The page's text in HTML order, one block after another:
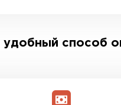
удобный способ